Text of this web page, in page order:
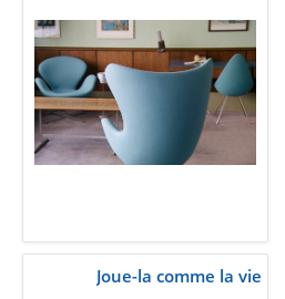
Joue-la comme la vie